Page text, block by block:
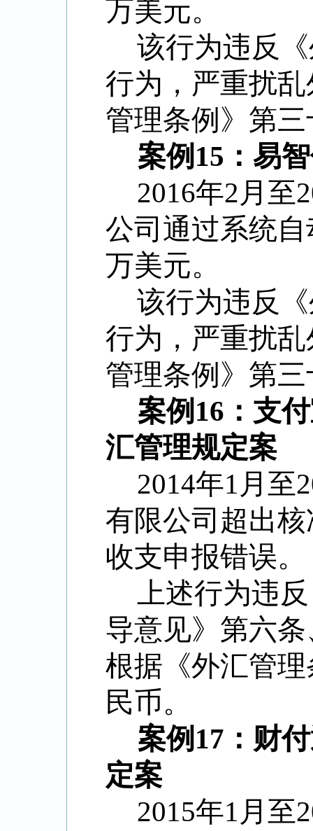
万美元。
该行为违反
行为，严重扰
管理条例》第
案例15：易
2016年2月至
公司通过系统
万美元。
该行为违反
行为，严重扰
管理条例》第
案例16：支
汇管理规定案
2014年1月至
有限公司超出
收支申报错误。
上述行为违
导意见》第六
根据《外汇管
民币。
案例17：财
定案
2015年1月至